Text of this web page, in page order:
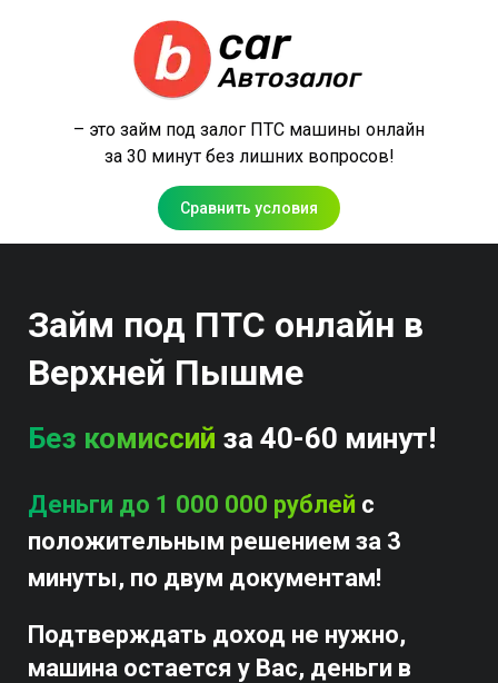
– это займ под залог ПТС машины онлайн
за 30 минут без лишних вопросов!
Сравнить условия
Займ под ПТС онлайн в
Верхней Пышме
Без комиссий за 40-60 минут!
Деньги до 1 000 000 рублей с
положительным решением за 3
минуты, по двум документам!
Подтверждать доход не нужно,
машина остается у Вас, деньги в